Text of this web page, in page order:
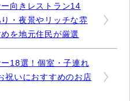
ー向きレストラン14
・夜景やリッチな雰
を地元住民が厳選
ー18選！個室・子連れ
祝いにおすすめのお店